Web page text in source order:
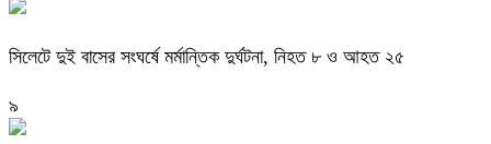
সিলেটে দুই বাসের সংঘর্ষে মর্মান্তিক দুর্ঘটনা, নিহত ৮ ও আহত ২৫
৯